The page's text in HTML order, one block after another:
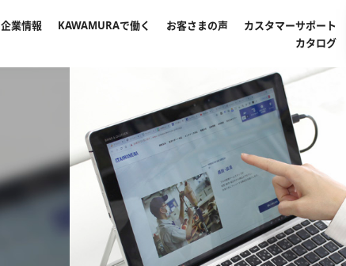
企業情報 KAWAMURAで働く お客さまの声
カスタマーサポート
カタログ